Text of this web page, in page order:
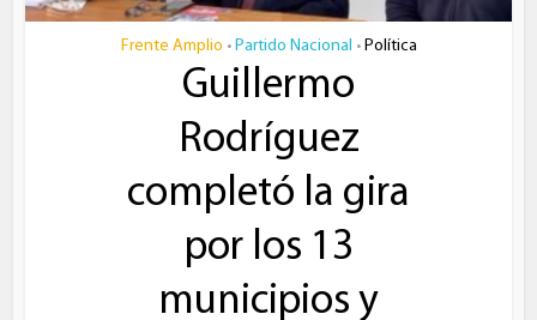
Frente Amplio • Partido Nacional • Política
Guillermo
Rodríguez
completó la gira
por los 13
municipios y